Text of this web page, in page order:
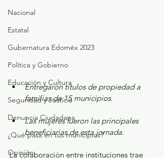
Nacional
Estatal
Gubernatura Edoméx 2023
Política y Gobierno
Educación y Cultura
Seguridad y Justicia
Denuncia Ciudadana
¿Qué pasa en tus municipios?
Opinión
Entregaron títulos de propiedad a
familias de 15 municipios.
Las mujeres fueron las principales
beneficiarias de esta jornada.
La colaboración entre instituciones trae